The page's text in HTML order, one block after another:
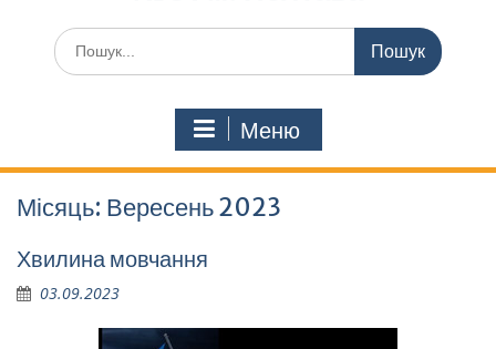
Шукати:
Меню
Місяць: Вересень 2023
Хвилина мовчання
03.09.2023